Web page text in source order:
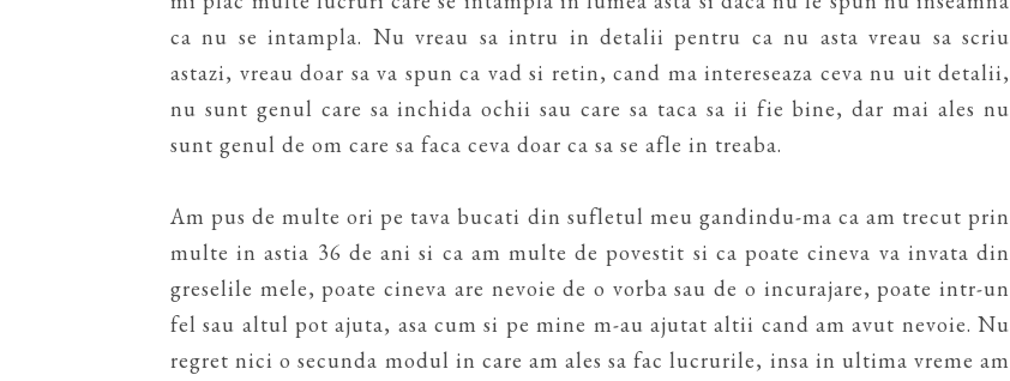
ca nu se intampla. Nu vreau sa intru in detalii pentru ca nu asta vreau sa scriu
astazi, vreau doar sa va spun ca vad si retin, cand ma intereseaza ceva nu uit detalii,
nu sunt genul care sa inchida ochii sau care sa taca sa ii fie bine, dar mai ales nu
sunt genul de om care sa faca ceva doar ca sa se afle in treaba.
Am pus de multe ori pe tava bucati din sufletul meu gandindu-ma ca am trecut prin
multe in astia 36 de ani si ca am multe de povestit si ca poate cineva va invata din
greselile mele, poate cineva are nevoie de o vorba sau de o incurajare, poate intr-un
fel sau altul pot ajuta, asa cum si pe mine m-au ajutat altii cand am avut nevoie. Nu
regret nici o secunda modul in care am ales sa fac lucrurile, insa in ultima vreme am